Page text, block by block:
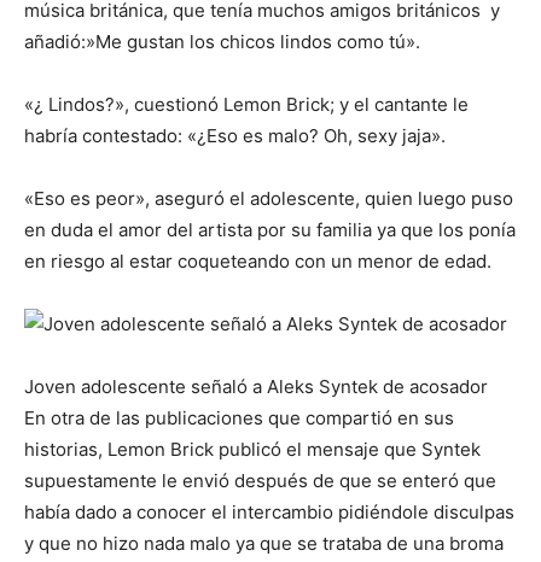
música británica, que tenía muchos amigos británicos y
añadió:»Me gustan los chicos lindos como tú».
«¿ Lindos?», cuestionó Lemon Brick; y el cantante le
habría contestado: «¿Eso es malo? Oh, sexy jaja».
«Eso es peor», aseguró el adolescente, quien luego puso
en duda el amor del artista por su familia ya que los ponía
en riesgo al estar coqueteando con un menor de edad.
Joven adolescente señaló a Aleks Syntek de acosador
En otra de las publicaciones que compartió en sus
historias, Lemon Brick publicó el mensaje que Syntek
supuestamente le envió después de que se enteró que
había dado a conocer el intercambio pidiéndole disculpas
y que no hizo nada malo ya que se trataba de una broma